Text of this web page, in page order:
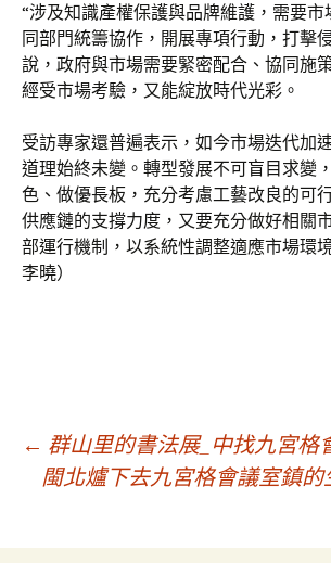
“涉及知識產權保護與品牌維護，需要
同部門統籌協作，開展專項行動，打擊
說，政府與市場需要緊密配合、協同施
經受市場考驗，又能綻放時代光彩。
受訪專家還普遍表示，如今市場迭代加
道理始終未變。轉型發展不可盲目求變
色、做優長板，充分考慮工藝改良的可
供應鏈的支撐力度，又要充分做好相關
部運行機制，以系統性調整適應市場環
李曉）
文
← 群山里的書法展_中找九宮格
閩北爐下去九宮格會議室鎮